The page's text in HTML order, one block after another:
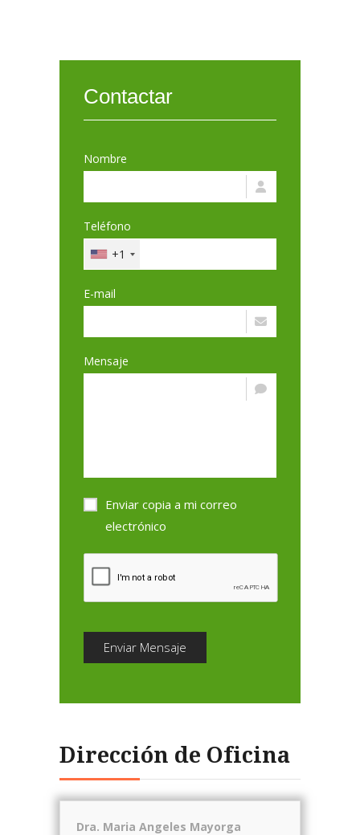
Contactar
Nombre
Teléfono
+1
E-mail
Mensaje
Enviar copia a mi correo
electrónico
Enviar Mensaje
Dirección de Oficina
Dra. Maria Angeles Mayorga